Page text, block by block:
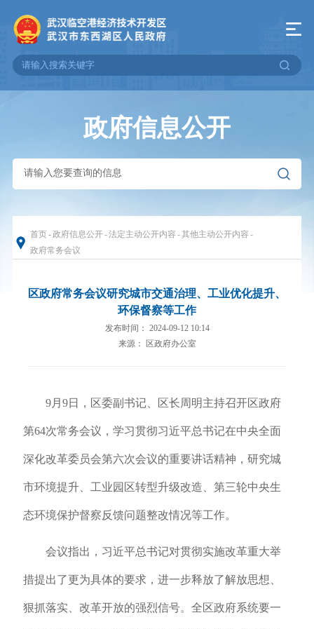
政府信息公开
首页-政府信息公开-法定主动公开内容 -其他主动公开内容 -
政府常务会议
区政府常务会议研究城市交通治理、工业优化提升、
环保督察等工作
发布时间： 2024-09-12 10:14
来源： 区政府办公室
9月9日，区委副书记、区长周明主持召开区政府
第64次常务会议，学习贯彻习近平总书记在中央全面
深化改革委员会第六次会议的重要讲话精神，研究城
市环境提升、工业园区转型升级改造、第三轮中央生
态环境保护督察反馈问题整改情况等工作。
会议指出，习近平总书记对贯彻实施改革重大举
措提出了更为具体的要求，进一步释放了解放思想、
狠抓落实、改革开放的强烈信号。全区政府系统要一